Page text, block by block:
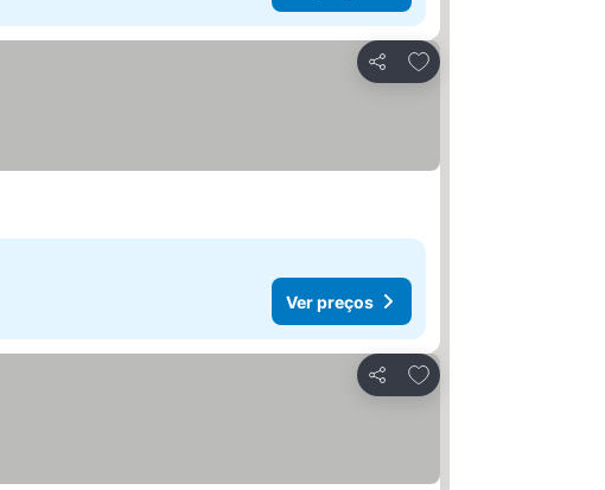
Partilhar
Adicionar aos favoritos
Ver preços
Partilhar
Adicionar aos favoritos